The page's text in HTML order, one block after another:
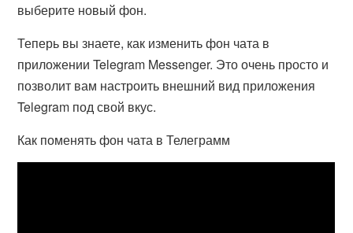
выберите новый фон.
Теперь вы знаете, как изменить фон чата в
приложении Telegram Messenger. Это очень просто и
позволит вам настроить внешний вид приложения
Telegram под свой вкус.
Как поменять фон чата в Телеграмм